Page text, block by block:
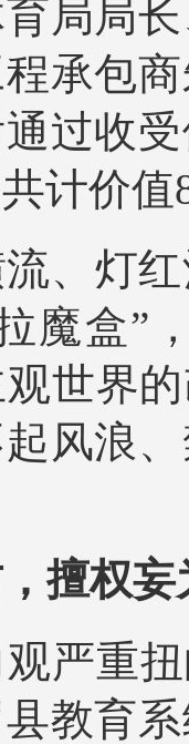
局局
承包
过收
计价值
、灯
魔盒”
世界
风浪
擅权妄
严重
教育